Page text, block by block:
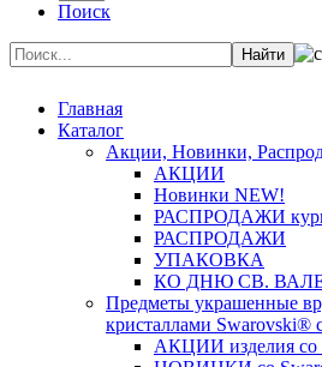
Поиск
Найти
Главная
Каталог
Акции, Новинки,
АКЦИИ
Новинки NEW!
РАСПРОДАЖИ
РАСПРОДАЖИ
УПАКОВКА
КО ДНЮ СВ.
Предметы украшенные
кристаллами Swarovski®
АКЦИИ изделия со